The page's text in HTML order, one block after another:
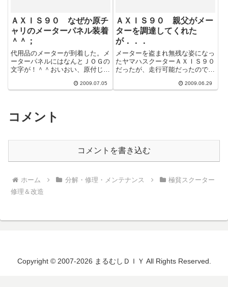
ＡＸＩＳ９０ なぜか原チ
ャリのメーターパネル装着
＾＾；
代用品のメーターが到着した。メ
ーターパネルにはなんとＪＯＧの
文字が！＾＾おいおい、原付じゃ
０までしか無いし。バイク屋のお
2009.07.05
ＡＸＩＳ９０ 親父がメー
ターを調達してくれた
が．．．
メーターを盗まれ無残な姿になっ
たヤマハスクーターＡＸＩＳ９０
だったが、走行可能だったので、
父に話をすると知り合いのバイク
2009.06.29
コメント
コメントを書き込む
ホーム 分解・修理・メンテナンス
極貧スクーター
修理＆改造
Copyright © 2007-2026 まるむしＤＩＹ All Rights Reserved.